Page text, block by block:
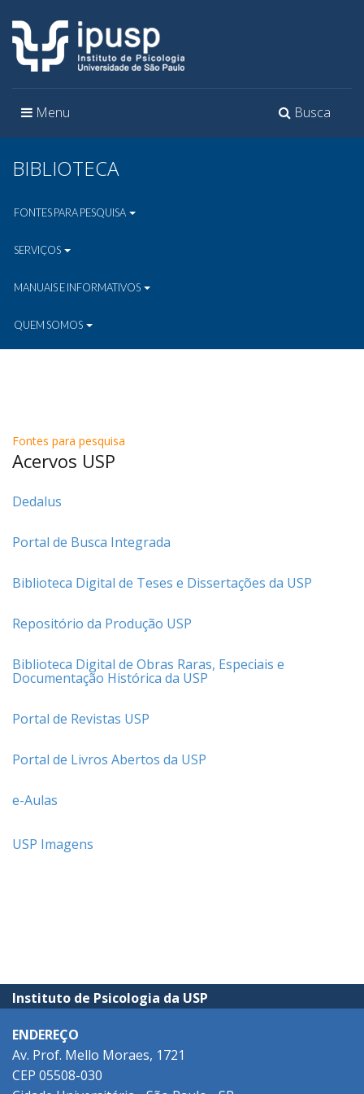
Toggle
Busca
Toggle
Menu
BIBLIOTECA
FONTES PARA PESQUISA
SERVIÇOS
MANUAIS E INFORMATIVOS
QUEM SOMOS
Fontes para pesquisa
Acervos USP
Dedalus
Portal de Busca Integrada
Biblioteca Digital de Teses e Dissertações da USP
Repositório da Produção USP
Biblioteca Digital de Obras Raras, Especiais e
Documentação Histórica da USP
Portal de Revistas USP
Portal de Livros Abertos da USP
e-Aulas
USP Imagens
Instituto de Psicologia da USP
ENDEREÇO
Av. Prof. Mello Moraes, 1721
CEP 05508-030